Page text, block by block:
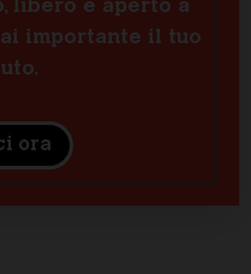
libero e aperto a
importante il tuo
ora